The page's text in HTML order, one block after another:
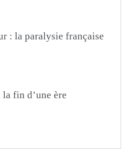
: la paralysie française
fin d’une ère